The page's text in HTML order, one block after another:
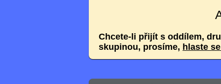
Chcete-li přijít s oddílem,
skupinou, prosíme, hlaste